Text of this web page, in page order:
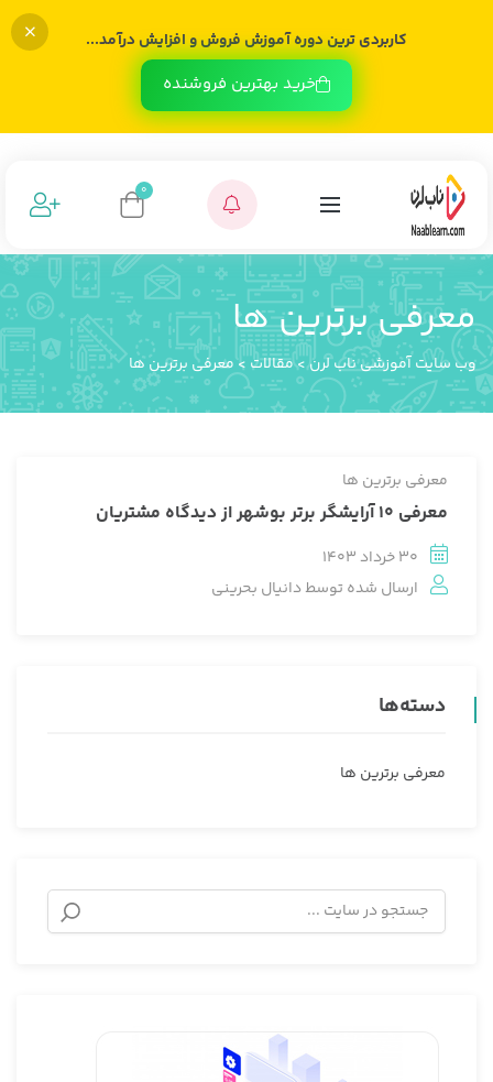
کاربردی ترین دوره آموزش فروش و افزایش درآمد...
خرید بهترین فروشنده
0
معرفی برترین ها
وب سایت آموزشی ناب لرن>مقالات >معرفی برترین ها
معرفی برترین ها
معرفی ۱۰ آرایشگر برتر بوشهر از دیدگاه مشتریان
30 خرداد 1403
ارسال شده توسط دانیال بحرینی
دسته‌ها
معرفی برترین ها